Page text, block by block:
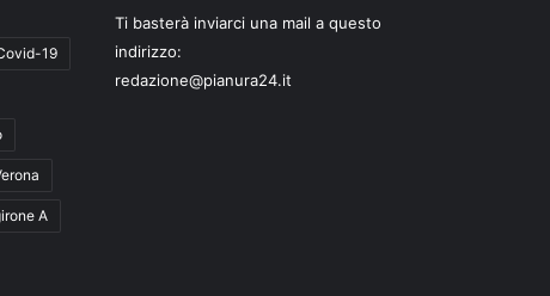
19
A
Ti basterà inviarci una mail a questo
indirizzo:
redazione@pianura24.it